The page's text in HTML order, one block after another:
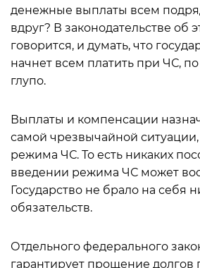
денежные выплаты всем
вдруг? В законодательстве об
говорится, и думать, что
начнет всем платить при ЧС,
глупо.
Выплаты и компенсации
самой чрезвычайной
режима ЧС. То есть никаких
введении режима ЧС может
Государство не брало на себя
обязательств.
Отдельного федерального
гарантирует прощение долгов